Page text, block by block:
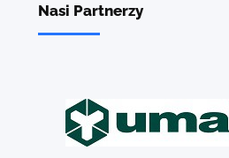
Nasi Partnerzy